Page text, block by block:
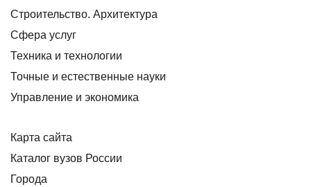
Строительство. Архитектура
Сфера услуг
Техника и технологии
Точные и естественные науки
Управление и экономика
Карта сайта
Каталог вузов России
Города